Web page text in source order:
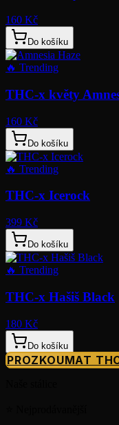
160 Kč
Do košíku
🔥 Trending
THC-x květy
160 Kč
Do košíku
🔥 Trending
THC-x Icerock
399 Kč
Do košíku
🔥 Trending
THC-x Hašiš Black
180 Kč
Do košíku
PROZKOUMAT